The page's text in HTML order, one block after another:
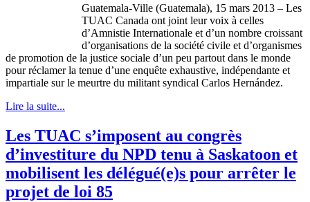
Guatemala-Ville (Guatemala), 15 mars 2013 – Les
TUAC Canada ont joint leur voix à celles
d’Amnistie Internationale et d’un nombre croissant
d’organisations de la société civile et d’organismes
de promotion de la justice sociale d’un peu partout dans le monde
pour réclamer la tenue d’une enquête exhaustive, indépendante et
impartiale sur le meurtre du militant syndical Carlos Hernández.
Lire la suite...
Les TUAC s’imposent au congrès
d’investiture du NPD tenu à Saskatoon et
mobilisent les délégué(e)s pour arrêter le
projet de loi 85